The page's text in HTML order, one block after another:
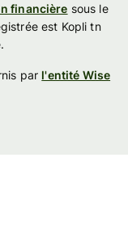
financière sous le
est Kopli tn
par l'entité Wise